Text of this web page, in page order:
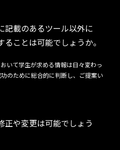
記載のあるツール以外に
ことは可能でしょうか。
いて学生が求める情報は日々変わっ
のために総合的に判断し、ご提案い
正や変更は可能でしょう